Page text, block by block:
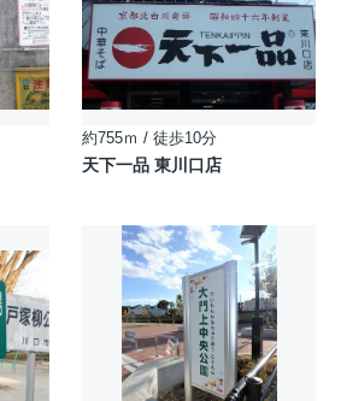
約755ｍ / 徒歩10分
天下一品 東川口店